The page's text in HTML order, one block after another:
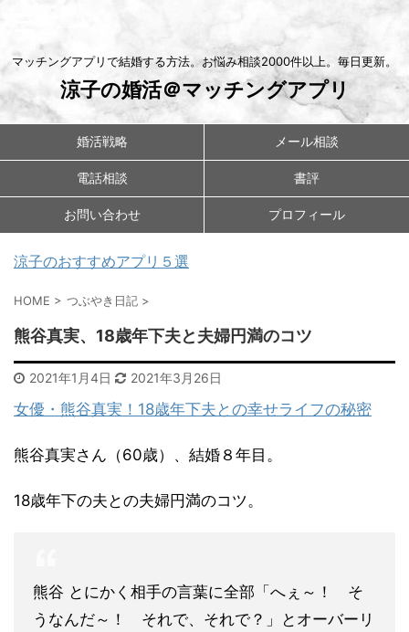
マッチングアプリで結婚する方法。お悩み相談2000件以上。毎日更新。
涼子の婚活＠マッチングアプリ
婚活戦略 メール相談
電話相談 書評
お問い合わせ プロフィール
涼子のおすすめアプリ５選
HOME > つぶやき日記 >
熊谷真実、18歳年下夫と夫婦円満のコツ
2021年1月4日 2021年3月26日
女優・熊谷真実！18歳年下夫との幸せライフの秘密
熊谷真実さん（60歳）、結婚８年目。
18歳年下の夫との夫婦円満のコツ。
熊谷 とにかく相手の言葉に全部「へぇ～！ そ
うなんだ～！ それで、それで？」とオーバーリ